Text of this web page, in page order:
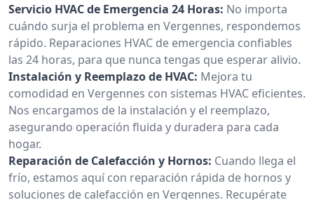
Servicio HVAC de Emergencia 24 Horas: No importa
cuándo surja el problema en Vergennes, respondemos
rápido. Reparaciones HVAC de emergencia confiables
las 24 horas, para que nunca tengas que esperar alivio.
Instalación y Reemplazo de HVAC: Mejora tu
comodidad en Vergennes con sistemas HVAC eficientes.
Nos encargamos de la instalación y el reemplazo,
asegurando operación fluida y duradera para cada
hogar.
Reparación de Calefacción y Hornos: Cuando llega el
frío, estamos aquí con reparación rápida de hornos y
soluciones de calefacción en Vergennes. Recupérate